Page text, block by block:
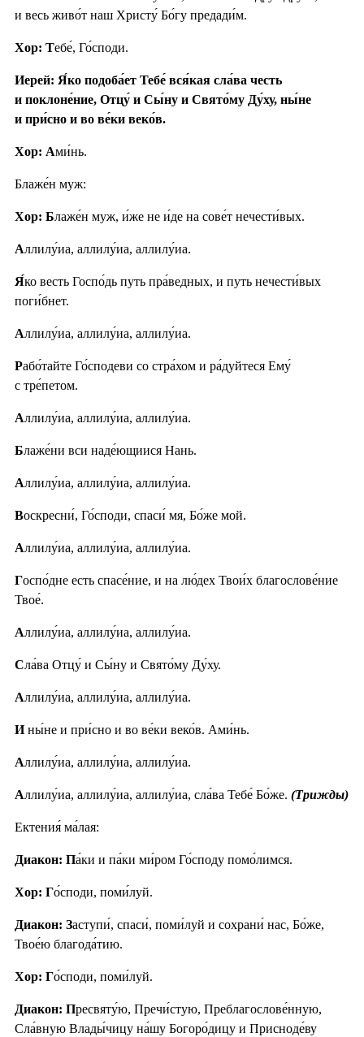
и весь живо́т наш Христу́ Бо́гу предади́м.
Хор: Тебе́, Го́споди.
Иерей: Я́ко подоба́ет Тебе́ вся́кая сла́ва честь
и поклоне́ние, Отцу́ и Сы́ну и Свято́му Ду́ху, ны́не
и при́сно и во ве́ки веко́в.
Хор: Ами́нь.
Блаже́н муж:
Хор: Блаже́н муж, и́же не и́де на сове́т нечести́вых.
Аллилу́иа, аллилу́иа, аллилу́иа.
Я́ко весть Госпо́дь путь пра́ведных, и путь нечести́вых
поги́бнет.
Аллилу́иа, аллилу́иа, аллилу́иа.
Рабо́тайте Го́сподеви со стра́хом и ра́дуйтеся Ему́
с тре́петом.
Аллилу́иа, аллилу́иа, аллилу́иа.
Блаже́ни вси наде́ющиися Нань.
Аллилу́иа, аллилу́иа, аллилу́иа.
Воскресни́, Го́споди, спаси́ мя, Бо́же мой.
Аллилу́иа, аллилу́иа, аллилу́иа.
Госпо́дне есть спасе́ние, и на лю́дех Твои́х благослове́ние
Твое́.
Аллилу́иа, аллилу́иа, аллилу́иа.
Сла́ва Отцу́ и Сы́ну и Свято́му Ду́ху.
Аллилу́иа, аллилу́иа, аллилу́иа.
Ины́не и при́сно и во ве́ки веко́в. Ами́нь.
Аллилу́иа, аллилу́иа, аллилу́иа.
Аллилу́иа, аллилу́иа, аллилу́иа, сла́ва Тебе́ Бо́же. (Трижды)
Ектения́ ма́лая:
Диакон: Па́ки и па́ки ми́ром Го́споду помо́лимся.
Хор: Го́споди, поми́луй.
Диакон: Заступи́, спаси́, поми́луй и сохрани́ нас, Бо́же,
Твое́ю благода́тию.
Хор: Го́споди, поми́луй.
Диакон: Пресвяту́ю, Пречи́стую, Преблагослове́нную,
Сла́вную Влады́чицу на́шу Богоро́дицу и Присноде́ву